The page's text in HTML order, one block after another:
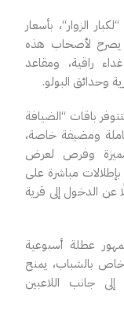
الزوار“، بأسعار
حيث يصرح لأصحاب هذه
راقية، ومقاعد
وحدائق البولو.
“الضيافة
ومضيفة خاصة،
مميزة وفرص لعرض
بإطلالات مباشرة على
الدخول إلى قرية
عطلة أسبوعية
تدريبي خاص بالشباب، يمنح
جانب اللاعبين